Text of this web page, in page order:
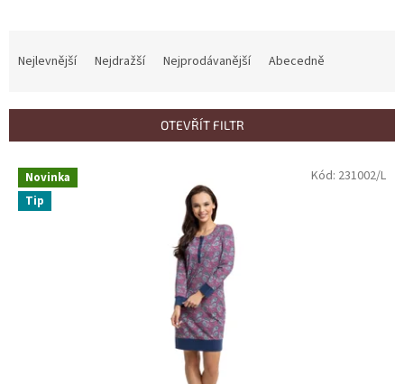
í
Nejlevnější Nejdražší Nejprodávanější Abecedně
OTEVŘÍT FILTR
V
p
Novinka
Tip
Kód: 231002/L